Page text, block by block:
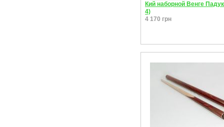
Кий наборной Венге
4)
4 170 грн